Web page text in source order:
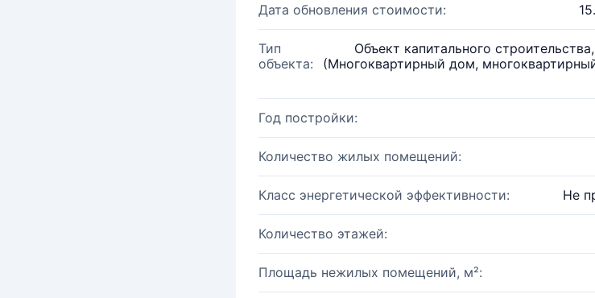
Дата обновления стоимости:
Тип
объекта:
Объект капитального
(Многоквартирный дом,
Год постройки:
Количество жилых помещений:
Класс энергетической эффективности: Не
Количество этажей:
Площадь нежилых помещений, м²: